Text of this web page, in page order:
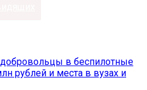
добровольцы в беспилотные
рублей и места в вузах и